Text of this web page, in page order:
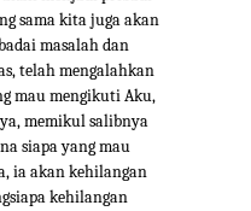
sama kita juga akan
masalah dan
telah mengalahkan
mau mengikuti Aku,
memikul salibnya
siapa yang mau
ia akan kehilangan
kehilangan